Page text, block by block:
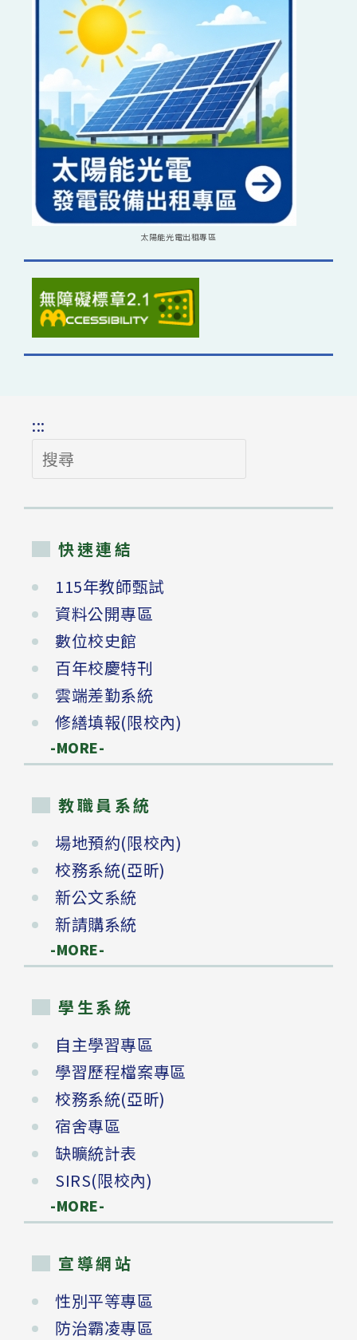
太陽能光電出租專區
:::
搜
尋
快速連結
115年教師甄試
資料公開專區
數位校史館
百年校慶特刊
雲端差勤系統
修繕填報(限校內)
-MORE-
教職員系統
場地預約(限校內)
校務系統(亞昕)
新公文系統
新請購系統
-MORE-
學生系統
自主學習專區
學習歷程檔案專區
校務系統(亞昕)
宿舍專區
缺曠統計表
SIRS(限校內)
-MORE-
宣導網站
性別平等專區
防治霸凌專區